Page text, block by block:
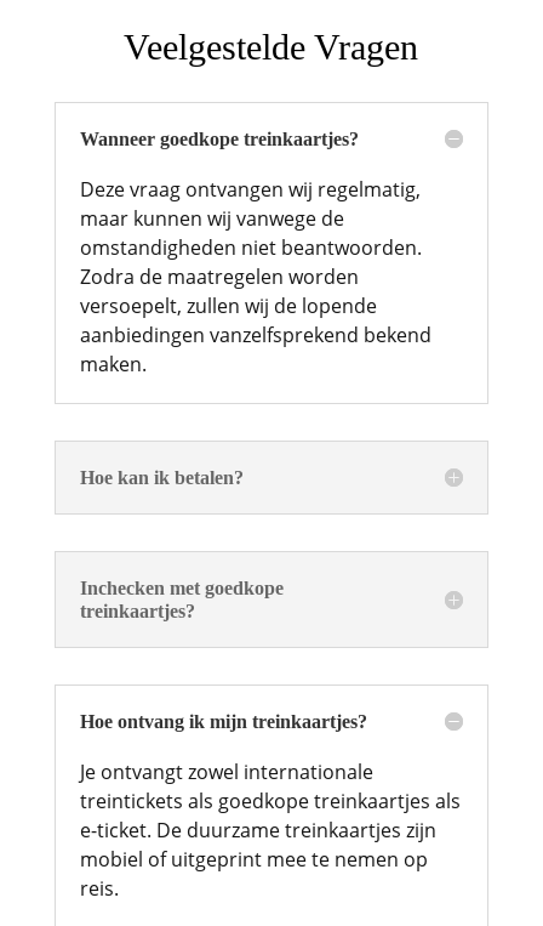
Veelgestelde Vragen
Wanneer goedkope treinkaartjes?
Deze vraag ontvangen wij regelmatig,
maar kunnen wij vanwege de
omstandigheden niet beantwoorden.
Zodra de maatregelen worden
versoepelt, zullen wij de lopende
aanbiedingen vanzelfsprekend bekend
maken.
Hoe kan ik betalen?
Inchecken met goedkope
treinkaartjes?
Hoe ontvang ik mijn treinkaartjes?
Je ontvangt zowel internationale
treintickets als goedkope treinkaartjes als
e-ticket. De duurzame treinkaartjes zijn
mobiel of uitgeprint mee te nemen op
reis.